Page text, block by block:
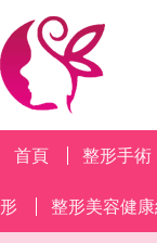
首頁 整形手術
形 整形美容健